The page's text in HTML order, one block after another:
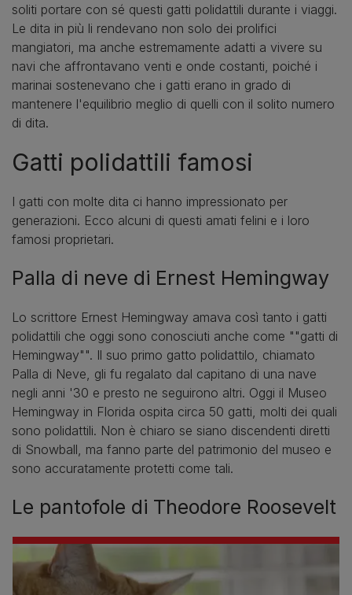
soliti portare con sé questi gatti polidattili durante i viaggi.
Le dita in più li rendevano non solo dei prolifici
mangiatori, ma anche estremamente adatti a vivere su
navi che affrontavano venti e onde costanti, poiché i
marinai sostenevano che i gatti erano in grado di
mantenere l'equilibrio meglio di quelli con il solito numero
di dita.
Gatti polidattili famosi
I gatti con molte dita ci hanno impressionato per
generazioni. Ecco alcuni di questi amati felini e i loro
famosi proprietari.
Palla di neve di Ernest Hemingway
Lo scrittore Ernest Hemingway amava così tanto i gatti
polidattili che oggi sono conosciuti anche come ""gatti di
Hemingway"". Il suo primo gatto polidattilo, chiamato
Palla di Neve, gli fu regalato dal capitano di una nave
negli anni '30 e presto ne seguirono altri. Oggi il Museo
Hemingway in Florida ospita circa 50 gatti, molti dei quali
sono polidattili. Non è chiaro se siano discendenti diretti
di Snowball, ma fanno parte del patrimonio del museo e
sono accuratamente protetti come tali.
Le pantofole di Theodore Roosevelt